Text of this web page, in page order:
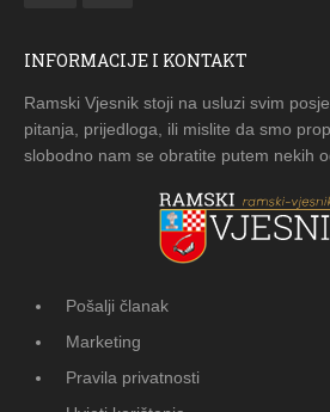
INFORMACIJE I KONTAKT
Ramski Vjesnik stoji na usluzi svim
pitanja, prijedloga, ili mislite da smo
slobodno nam se obratite putem nekih
Pošalji članak
Marketing
Pravila privatnosti